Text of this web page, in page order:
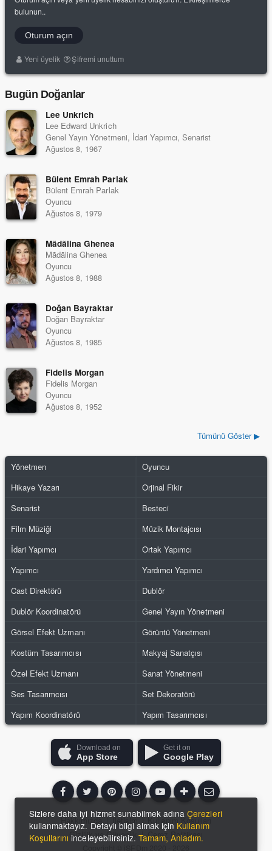
bulunun..
Oturum açın
Yeni üyelik Şifremi unuttum
Bugün Doğanlar
Lee Unkrich
Lee Edward Unkrich
Genel Yayın Yönetmeni, İdari Yapımcı, Senarist
Ağustos 8, 1967
Bülent Emrah Parlak
Bülent Emrah Parlak
Oyuncu
Ağustos 8, 1979
Mãdãlina Ghenea
Mãdãlina Ghenea
Oyuncu
Ağustos 8, 1988
Doğan Bayraktar
Doğan Bayraktar
Oyuncu
Ağustos 8, 1985
Fidelis Morgan
Fidelis Morgan
Oyuncu
Ağustos 8, 1952
Tümünü Göster ▶
Yönetmen
Oyuncu
Hikaye Yazarı
Orjinal Fikir
Senarist
Besteci
Film Müziği
Müzik Montajcısı
İdari Yapımcı
Ortak Yapımcı
Yapımcı
Yardımcı Yapımcı
Cast Direktörü
Dublör
Dublör Koordinatörü
Genel Yayın Yönetmeni
Görsel Efekt Uzmanı
Görüntü Yönetmeni
Kostüm Tasarımcısı
Makyaj Sanatçısı
Özel Efekt Uzmanı
Sanat Yönetmeni
Ses Tasarımcısı
Set Dekoratörü
Yapım Koordinatörü
Yapım Tasarımcısı
Download on
App Store
Get it on
Google Play
Hakkımızda | İletişim | Kullanım Koşulları
Gizlilik ve Güvenlik
| Çerez Politikası
Sizlere daha iyi hizmet sunabilmek adınaÇerezleri
kullanmaktayız. Detaylı bilgi almak için Kullanım
Koşullarını inceleyebilirsiniz.Tamam, Anladım.